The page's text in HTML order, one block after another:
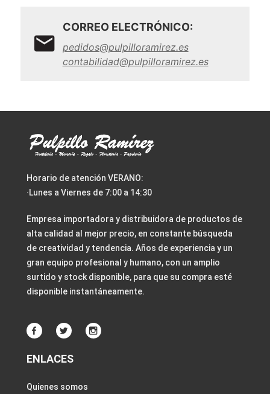
CORREO ELECTRÓNICO:
pedidos@pulpilloramirez.es
contabilidad@pulpilloramirez.es
Horario de atención VERANO:
·Lunes a Viernes de 7:00 a 14:30
Empresa importadora y distribuidora de productos de
alta calidad al mejor precio, en constante búsqueda
de creatividad y tendencia. Años de experiencia y un
gran equipo profesional y humano, con un amplio
surtido y stock disponible, para que su compra esté
disponible instantáneamente.
ENLACES
Quienes somos